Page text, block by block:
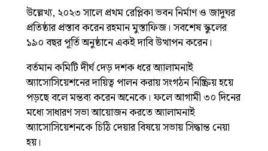
উল্লেখ্য, ২০২৩ সালে প্রথম রেপ্লিকা ভবন নির্মাণ ও জাদুঘর
প্রতিষ্ঠার প্রস্তাব করেন রহমান মুস্তাফিজ। সবশেষ স্কুলের
১৯০ বছর পূর্তি অনুষ্ঠানে একই দাবি উত্থাপন করেন।
বর্তমান কমিটি দীর্ঘ দেড় দশক ধরে অ্যালামনাই
অ্যাসোসিয়েশনের দায়িত্ব পালন করায় সংগঠন নিষ্ক্রিয় হয়ে
পড়ছে বলে মন্তব্য করেন অনেকে। ফলে আগামী ৩০ দিনের
মধ্যে সাধারণ সভা আয়োজন করতে অ্যালামনাই
অ্যাসোসিয়েশনকে চিঠি দেয়ার বিষয়ে সভায় সিদ্ধান্ত নেয়া
হয়।